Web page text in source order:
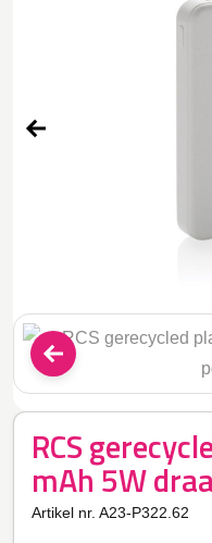
RCS
mAh 5W
Artikel nr. A23-P322.62